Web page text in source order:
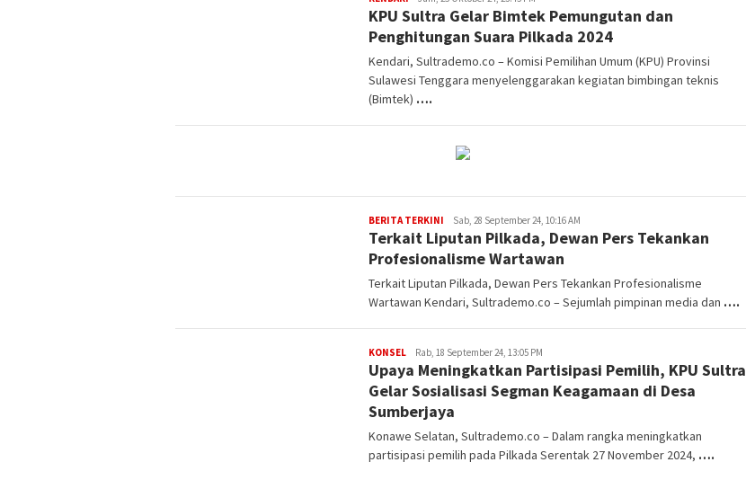
Wahid
KPU Sultra Gelar Bimtek Pemungutan dan
Penghitungan Suara Pilkada 2024
Kendari, Sultrademo.co – Komisi Pemilihan Umum (KPU) Provinsi
Sulawesi Tenggara menyelenggarakan kegiatan bimbingan teknis
(Bimtek) ….
BERITA TERKINI Admin
Sultrademo
Sab, 28 September 24, 10:16 AM
Terkait Liputan Pilkada, Dewan Pers Tekankan
Profesionalisme Wartawan
Terkait Liputan Pilkada, Dewan Pers Tekankan Profesionalisme
Wartawan Kendari, Sultrademo.co – Sejumlah pimpinan media dan ….
KONSEL admin
sultrademo
Rab, 18 September 24, 13:05 PM
Upaya Meningkatkan Partisipasi Pemilih, KPU Sultra
Gelar Sosialisasi Segman Keagamaan di Desa
Sumberjaya
Konawe Selatan, Sultrademo.co – Dalam rangka meningkatkan
partisipasi pemilih pada Pilkada Serentak 27 November 2024, ….